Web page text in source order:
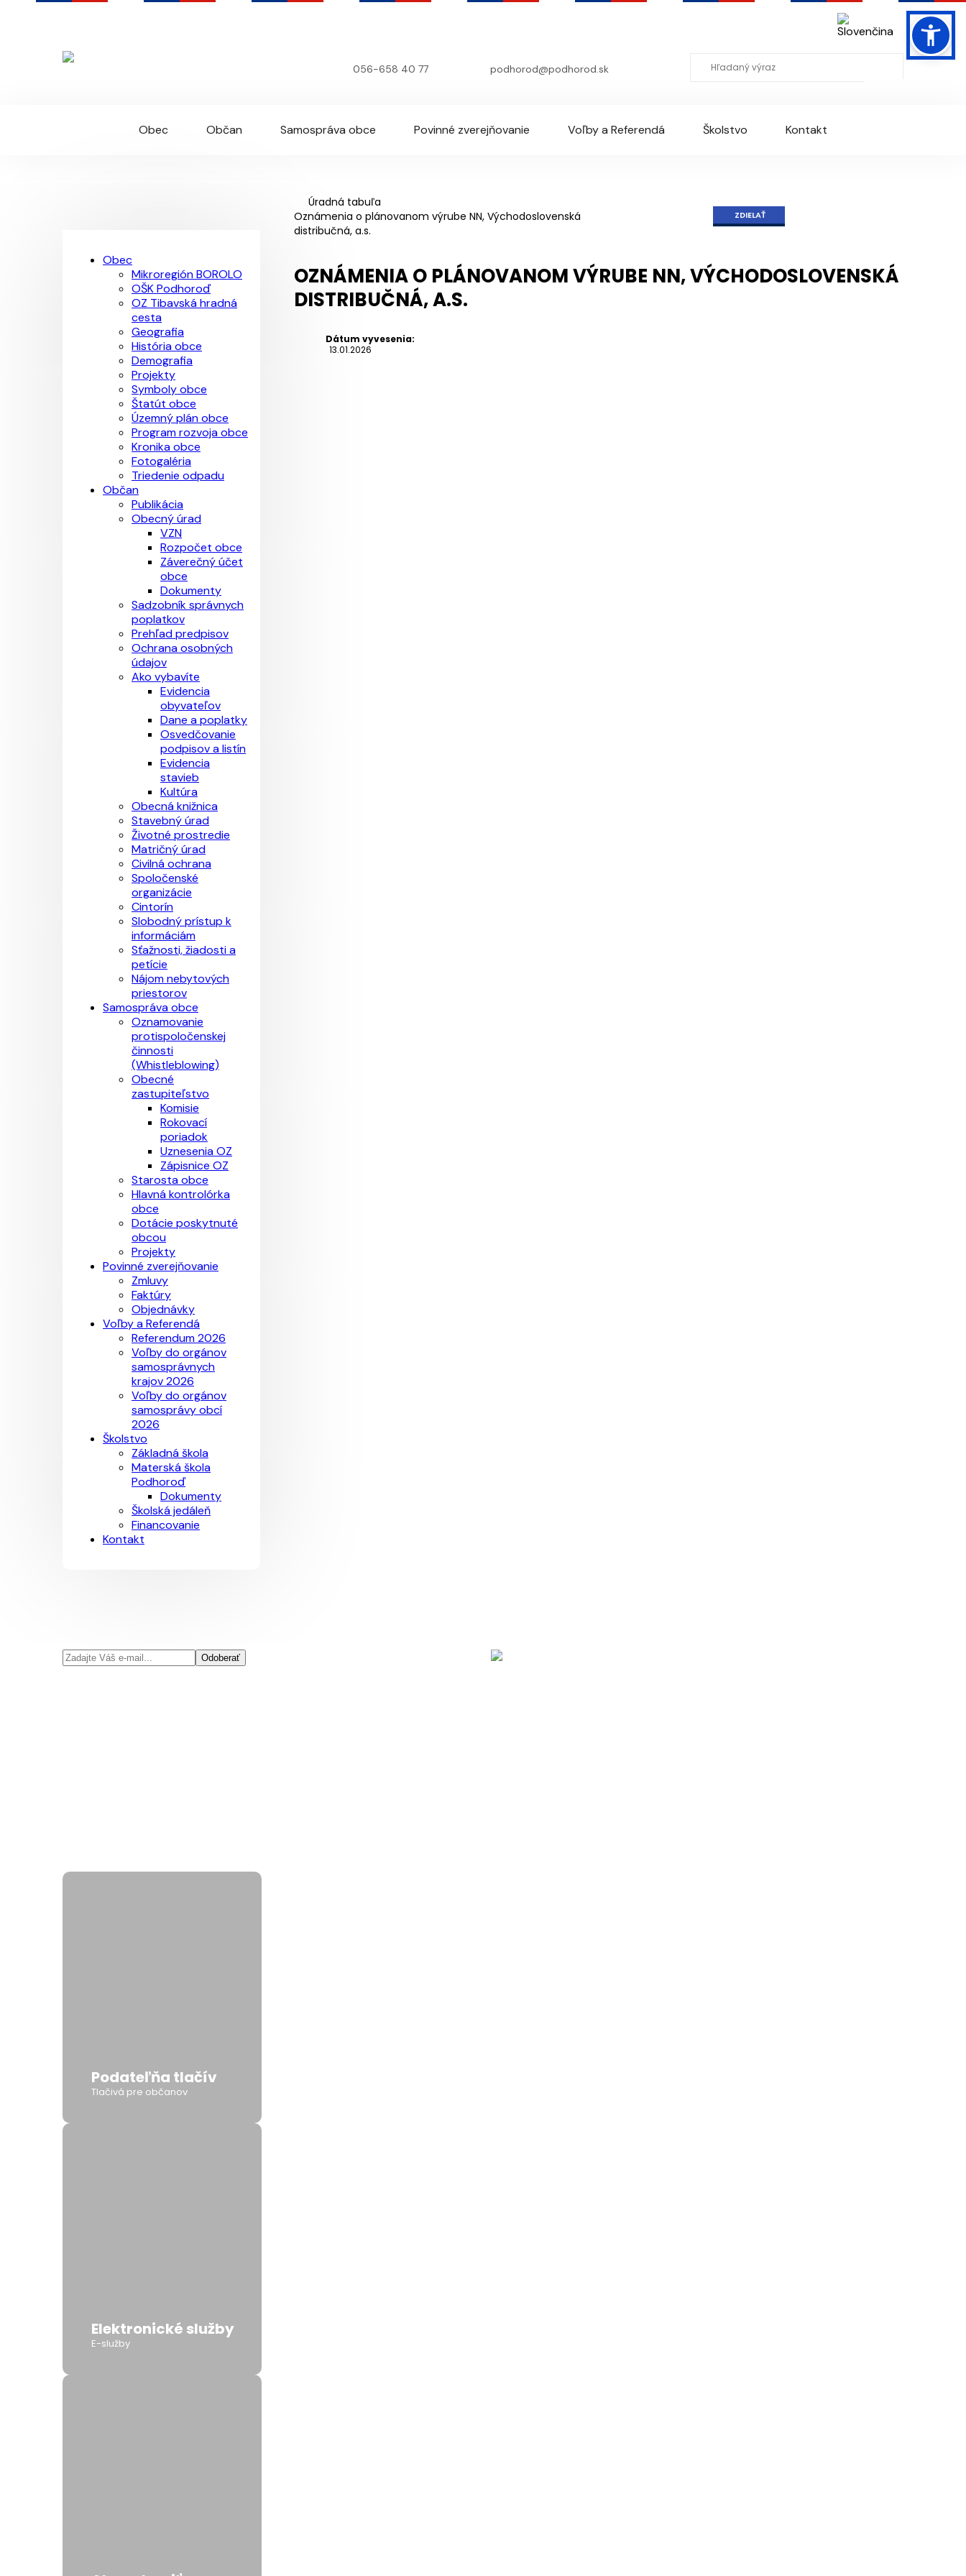
056-658 40 77 podhorod@podhorod.sk
Obec Občan Samospráva obce Povinné zverejňovanie Voľby a Referendá Školstvo Kontakt
Úradná tabuľa
Oznámenia o plánovanom výrube NN, Východoslovenská
distribučná, a.s.
ZDIELAŤ
OZNÁMENIA O PLÁNOVANOM VÝRUBE NN, VÝCHODOSLOVENSKÁ
DISTRIBUČNÁ, A.S.
Dátum vyvesenia:
13.01.2026
Obec
Mikroregión BOROLO
OŠK Podhoroď
OZ Tibavská hradná
cesta
Geografia
História obce
Demografia
Projekty
Symboly obce
Štatút obce
Územný plán obce
Program rozvoja obce
Kronika obce
Fotogaléria
Triedenie odpadu
Občan
Publikácia
Obecný úrad
VZN
Rozpočet obce
Záverečný účet
obce
Dokumenty
Sadzobník správnych
poplatkov
Prehľad predpisov
Ochrana osobných
údajov
Ako vybavíte
Evidencia
obyvateľov
Dane a poplatky
Osvedčovanie
podpisov a listín
Evidencia
stavieb
Kultúra
Obecná knižnica
Stavebný úrad
Životné prostredie
Matričný úrad
Civilná ochrana
Spoločenské
organizácie
Cintorín
Slobodný prístup k
informáciám
Sťažnosti, žiadosti a
petície
Nájom nebytových
priestorov
Samospráva obce
Oznamovanie
protispoločenskej
činnosti
(Whistleblowing)
Obecné
zastupiteľstvo
Komisie
Rokovací
poriadok
Uznesenia OZ
Zápisnice OZ
Starosta obce
Hlavná kontrolórka
obce
Dotácie poskytnuté
obcou
Projekty
Povinné zverejňovanie
Zmluvy
Faktúry
Objednávky
Voľby a Referendá
Referendum 2026
Voľby do orgánov
samosprávnych
krajov 2026
Voľby do orgánov
samosprávy obcí
2026
Školstvo
Základná škola
Materská škola
Podhoroď
Dokumenty
Školská jedáleň
Financovanie
Kontakt
Odoberať
Podateľňa tlačív
Tlačivá pre občanov
Elektronické služby
E-služby